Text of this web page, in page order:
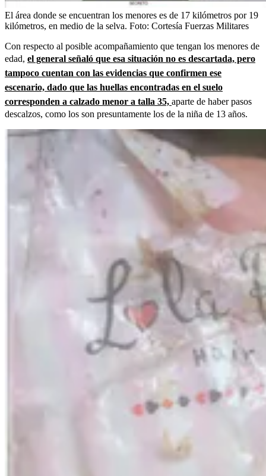
El área donde se encuentran los menores es de 17 kilómetros por 19
kilómetros, en medio de la selva. Foto: Cortesía Fuerzas Militares
Con respecto al posible acompañamiento que tengan los menores de
edad, el general señaló que esa situación no es descartada, pero
tampoco cuentan con las evidencias que confirmen ese
escenario, dado que las huellas encontradas en el suelo
corresponden a calzado menor a talla 35, aparte de haber pasos
descalzos, como los son presuntamente los de la niña de 13 años.